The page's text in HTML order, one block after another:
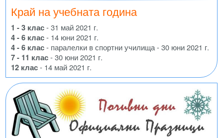
Край на учебната година
1 - 3 клас- 31 май 2021 г.
4 - 6 клас- 14 юни 2021 г.
4 - 6 клас- паралелки в спортни училища - 30 юни 2021 г.
7 - 11 клас- 30 юни 2021 г.
12 клас- 14 май 2021 г.